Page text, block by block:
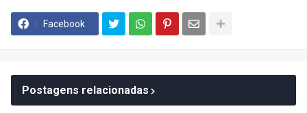
Facebook
Postagens relacionadas